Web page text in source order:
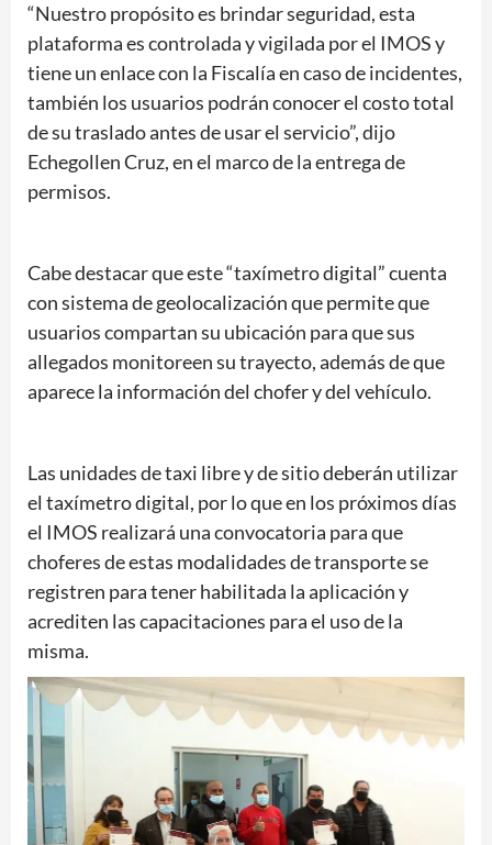
“Nuestro propósito es brindar seguridad, esta
plataforma es controlada y vigilada por el IMOS y
tiene un enlace con la Fiscalía en caso de incidentes,
también los usuarios podrán conocer el costo total
de su traslado antes de usar el servicio”, dijo
Echegollen Cruz, en el marco de la entrega de
permisos.
Cabe destacar que este “taxímetro digital” cuenta
con sistema de geolocalización que permite que
usuarios compartan su ubicación para que sus
allegados monitoreen su trayecto, además de que
aparece la información del chofer y del vehículo.
Las unidades de taxi libre y de sitio deberán utilizar
el taxímetro digital, por lo que en los próximos días
el IMOS realizará una convocatoria para que
choferes de estas modalidades de transporte se
registren para tener habilitada la aplicación y
acrediten las capacitaciones para el uso de la
misma.